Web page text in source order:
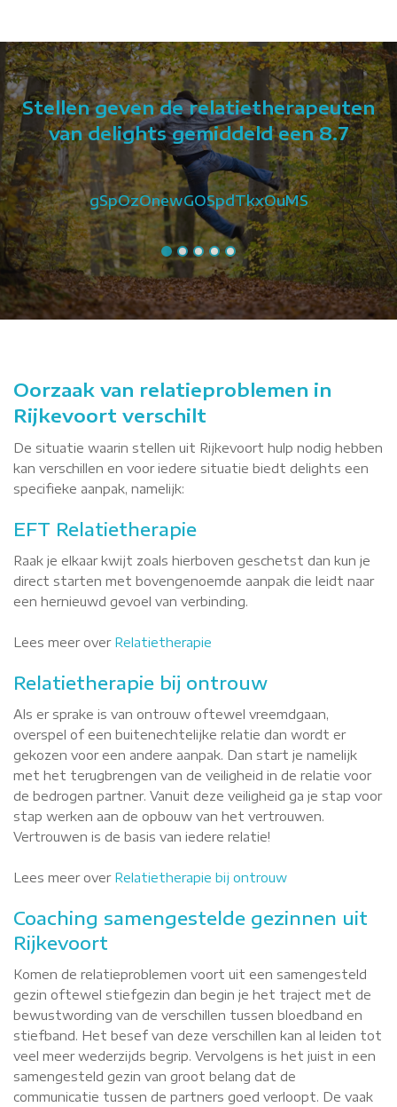
Stellen geven de relatietherapeuten
van delights gemiddeld een 8.7
gSpOzOnewGOSpdTkxOuMS
Oorzaak van relatieproblemen in
Rijkevoort verschilt
De situatie waarin stellen uit Rijkevoort hulp nodig hebben
kan verschillen en voor iedere situatie biedt delights een
specifieke aanpak, namelijk:
EFT Relatietherapie
Raak je elkaar kwijt zoals hierboven geschetst dan kun je
direct starten met bovengenoemde aanpak die leidt naar
een hernieuwd gevoel van verbinding.
Lees meer over Relatietherapie
Relatietherapie bij ontrouw
Als er sprake is van ontrouw oftewel vreemdgaan,
overspel of een buitenechtelijke relatie dan wordt er
gekozen voor een andere aanpak. Dan start je namelijk
met het terugbrengen van de veiligheid in de relatie voor
de bedrogen partner. Vanuit deze veiligheid ga je stap voor
stap werken aan de opbouw van het vertrouwen.
Vertrouwen is de basis van iedere relatie!
Lees meer over Relatietherapie bij ontrouw
Coaching samengestelde gezinnen uit
Rijkevoort
Komen de relatieproblemen voort uit een samengesteld
gezin oftewel stiefgezin dan begin je het traject met de
bewustwording van de verschillen tussen bloedband en
stiefband. Het besef van deze verschillen kan al leiden tot
veel meer wederzijds begrip. Vervolgens is het juist in een
samengesteld gezin van groot belang dat de
communicatie tussen de partners goed verloopt. De vaak